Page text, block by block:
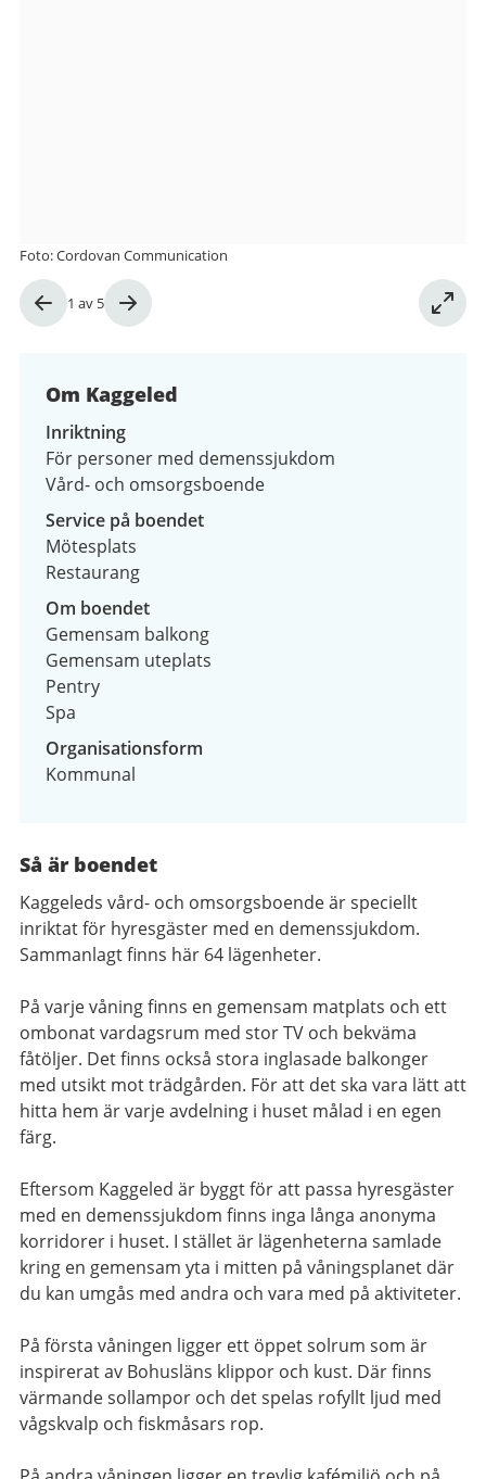
Bild
1 av 5
Foto: Cordovan Communication
Om Kaggeled
Inriktning
För personer med demenssjukdom
Vård- och omsorgsboende
Service på boendet
Mötesplats
Restaurang
Om boendet
Gemensam balkong
Gemensam uteplats
Pentry
Spa
Organisationsform
Kommunal
Så är boendet
Kaggeleds vård- och omsorgsboendeär speciellt
inriktat för hyresgäster med en demenssjukdom.
Sammanlagt finns här 64 lägenheter.
På varje våning finns en gemensam matplats och ett
ombonat vardagsrum med stor TV och bekväma
fåtöljer. Det finns också stora inglasade balkonger
med utsikt mot trädgården. För att det ska vara lätt att
hitta hem är varje avdelning i huset målad i en egen
färg.
Eftersom Kaggeled är byggt för att passa hyresgäster
med en demenssjukdom finns inga långa anonyma
korridorer i huset. I stället är lägenheterna samlade
kring en gemensam yta i mitten på våningsplanet där
du kan umgås med andra och vara med på aktiviteter.
På första våningen ligger ett öppet solrum som är
inspirerat av Bohusläns klippor och kust. Där finns
värmande sollampor och det spelas rofyllt ljud med
vågskvalp och fiskmåsars rop.